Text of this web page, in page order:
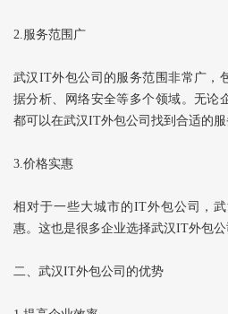
2.服务范围广
武汉IT外包公司的服务范围非常广，
据分析、网络安全等多个领域。无论
都可以在武汉IT外包公司找到合适的服
3.价格实惠
相对于一些大城市的IT外包公司，
惠。这也是很多企业选择武汉IT外包公
二、武汉IT外包公司的优势